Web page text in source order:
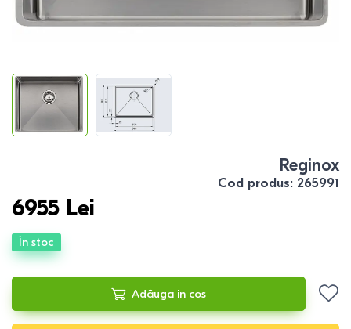
Reginox
Cod produs: 265991
6955 Lei
În stoc
Adăuga in cos